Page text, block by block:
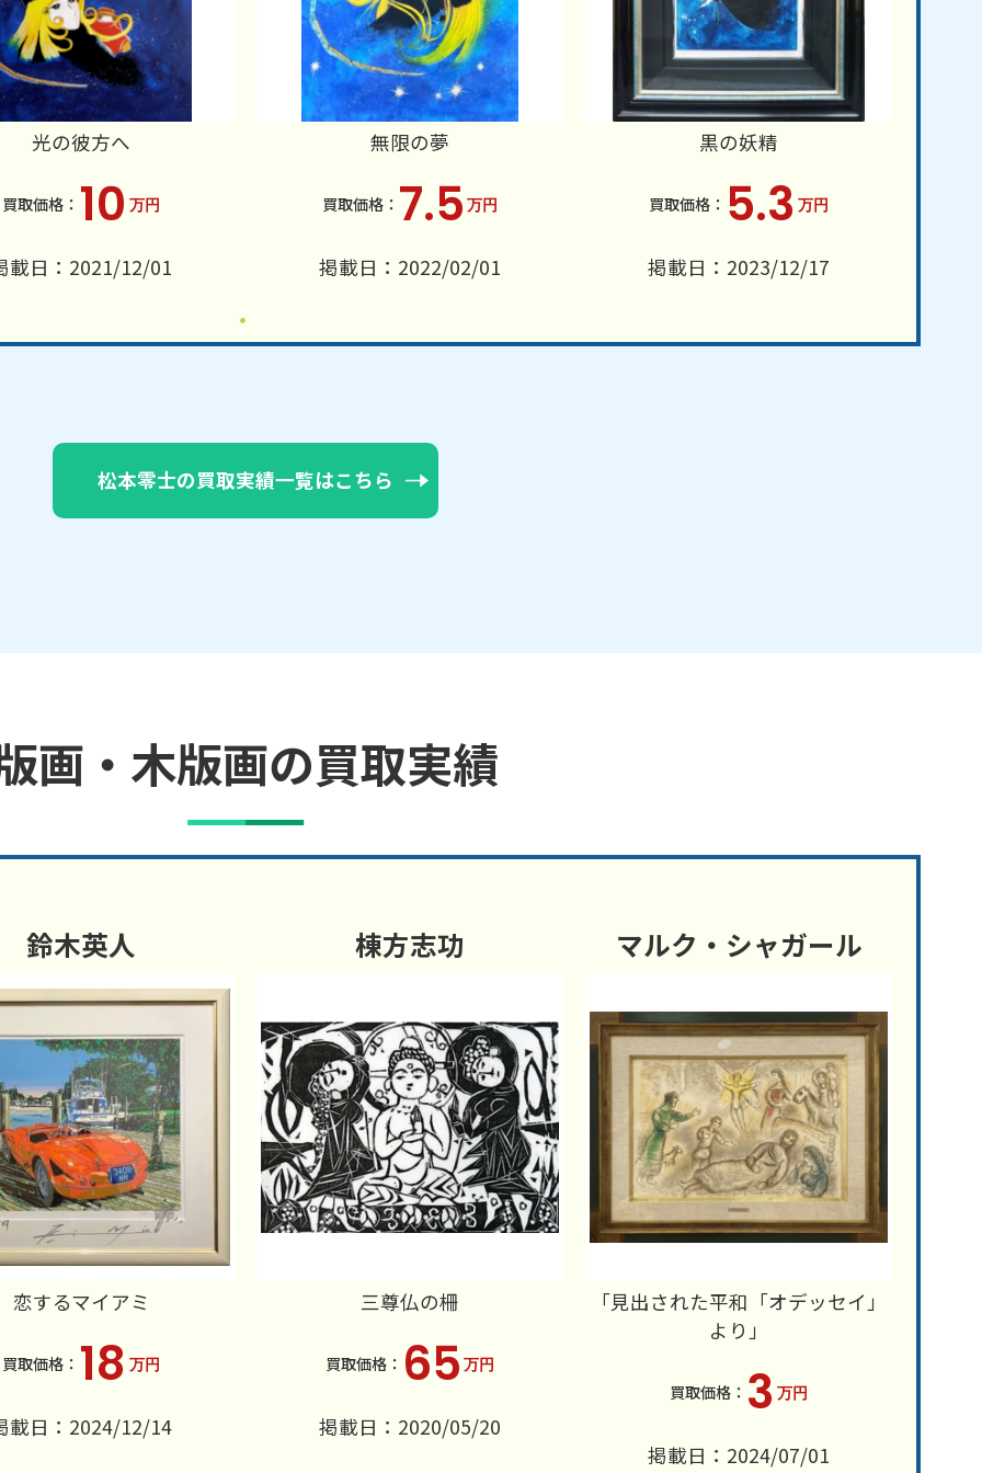
光の彼方へ
10 万円
載日：2021/12/01
無限の夢
7.5 万円
掲載日：2022/02/01
黒の妖精
5.3 万円
掲載日：2023/12/17
松本零士の買取実績一覧はこちら
画・木版画の買取実績
鈴木英人
恋するマイアミ
18 万円
載日：2024/12/14
棟方志功
三尊仏の柵
65 万円
掲載日：2020/05/20
マルク・シャガール
「見出された平和「オデッセイ」
より」
3 万円
掲載日：2024/07/01